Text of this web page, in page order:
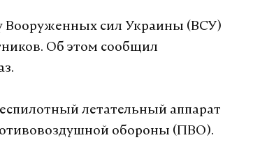
Вооруженных сил Украины (ВСУ)
Об этом сообщил
летательный аппарат
обороны (ПВО).